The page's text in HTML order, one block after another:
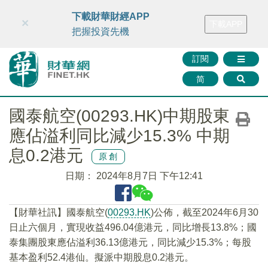
財華智庫網 FINTV FINMETA 財華證券 媒體矩陣
訂閱
简
×
下載財華財經APP
把握投資先機
國泰航空(00293.HK)中期股東
應佔溢利同比減少15.3% 中期
息0.2港元
原創
日期： 2024年8月7日 下午12:41
【財華社訊】國泰航空(00293.HK)公佈，截至2024年6月30
日止六個月，實現收益496.04億港元，同比增長13.8%；國
泰集團股東應佔溢利36.13億港元，同比減少15.3%；每股
基本盈利52.4港仙。擬派中期股息0.2港元。